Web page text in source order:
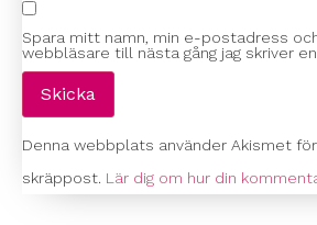
Spara mitt namn, min e-postadress
webbläsare till nästa gång jag skriver
Denna webbplats använder Akismet
skräppost. Lär dig om hur din